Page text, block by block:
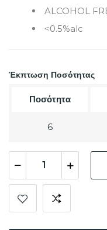
ALCOHOL
<0.5%alc
Έκπτωση Ποσότητας
Ποσότητα
6